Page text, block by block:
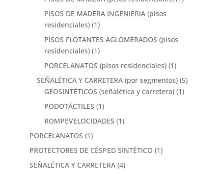
PISOS DE MADERA INGENIERIA (pisos
residenciales) (1)
PISOS FLOTANTES AGLOMERADOS (pisos
residenciales) (1)
PORCELANATOS (pisos residenciales) (1)
SEÑALÉTICA Y CARRETERA (por segmentos) (5)
GEOSINTÉTICOS (señalética y carretera) (1)
PODOTÁCTILES (1)
ROMPEVELOCIDADES (1)
PORCELANATOS (1)
PROTECTORES DE CÉSPED SINTÉTICO (1)
SEÑALÉTICA Y CARRETERA (4)